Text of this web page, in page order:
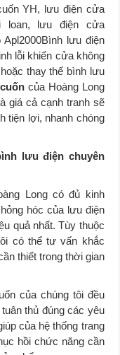
YH, lưu điện cửa
loan, lưu điện cửa
lưu điện
lỗi khiến cửa không
thay thế bình lưu
của Hoàng Long
giá cả cạnh tranh sẽ
tiện lợi, nhanh chóng
lưu điện chuyên
Long có đủ kinh
hóc của lưu điện
quả nhất. Tùy thuộc
có thể tư vấn khắc
thiết trong thời gian
của chúng tôi đều
thủ đúng các yêu
của hệ thống trang
hồi chức năng cần